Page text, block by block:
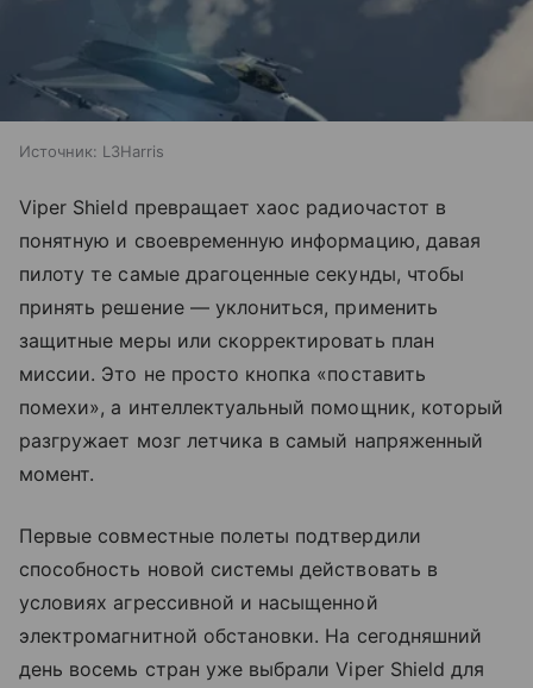
Источник: L3Harris
Viper Shield превращает хаос радиочастот в
понятную и своевременную информацию, давая
пилоту те самые драгоценные секунды, чтобы
принять решение — уклониться, применить
защитные меры или скорректировать план
миссии. Это не просто кнопка «поставить
помехи», а интеллектуальный помощник, который
разгружает мозг летчика в самый напряженный
момент.
Первые совместные полеты подтвердили
способность новой системы действовать в
условиях агрессивной и насыщенной
электромагнитной обстановки. На сегодняшний
день восемь стран уже выбрали Viper Shield для